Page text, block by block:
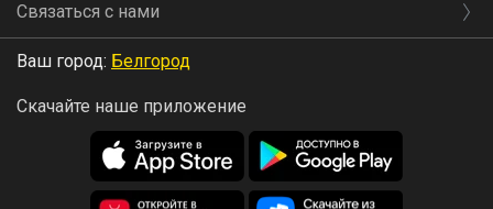
Связаться с нами
Ваш город: Белгород
Скачайте наше приложение